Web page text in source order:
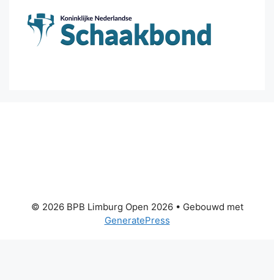
© 2026 BPB Limburg Open 2026• Gebouwd met
GeneratePress